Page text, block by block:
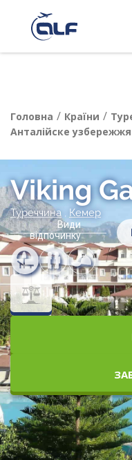
Головна / Країни /
Анталійске узбережжя
Viking
Туреччина , Кемер
Види
відпочинку